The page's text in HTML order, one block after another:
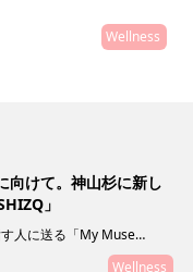
Wellness
向けて。神山杉に新し
」
人に送る「My Muse
のは、徳島県の神山を拠点
Wellness